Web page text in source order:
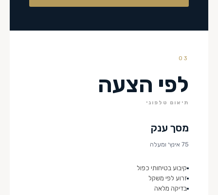
03
לפי הצעה
תיאום טלפוני
מסך ענק
75 אינץ׳ ומעלה
קיבוע בטיחותי כפול
זרוע לפי משקל
בדיקה מלאה